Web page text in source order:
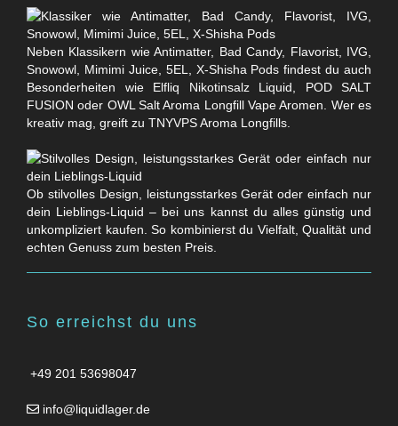
Neben Klassikern wie Antimatter, Bad Candy, Flavorist, IVG,
Snowowl, Mimimi Juice, 5EL, X-Shisha Pods findest du auch
Besonderheiten wie Elfliq Nikotinsalz Liquid, POD SALT
FUSION oder OWL Salt Aroma Longfill Vape Aromen. Wer es
kreativ mag, greift zu TNYVPS Aroma Longfills.
Ob stilvolles Design, leistungsstarkes Gerät oder einfach nur
dein Lieblings-Liquid – bei uns kannst du alles günstig und
unkompliziert kaufen. So kombinierst du Vielfalt, Qualität und
echten Genuss zum besten Preis.
So erreichst du uns
+49 201 53698047
info@liquidlager.de